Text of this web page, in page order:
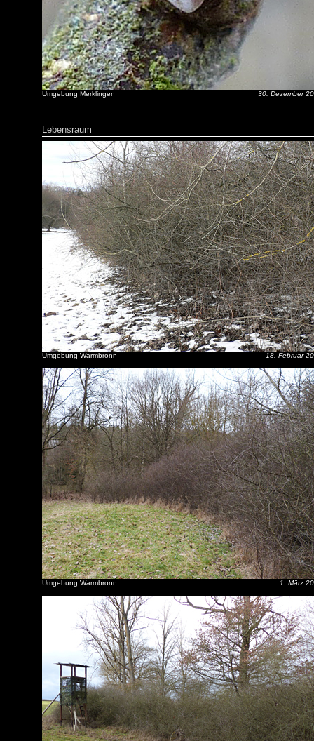
Umgebung Merklingen 30. Dezember
Lebensraum
Umgebung Warmbronn 18. Februar
Umgebung Warmbronn 1. März